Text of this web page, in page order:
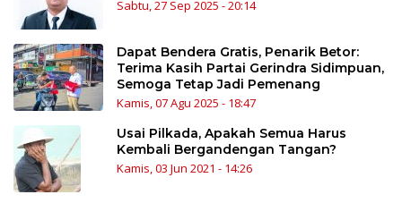
Sabtu, 27 Sep 2025 - 20:14
Dapat Bendera Gratis, Penarik Betor:
Terima Kasih Partai Gerindra Sidimpuan,
Semoga Tetap Jadi Pemenang
Kamis, 07 Agu 2025 - 18:47
Usai Pilkada, Apakah Semua Harus
Kembali Bergandengan Tangan?
Kamis, 03 Jun 2021 - 14:26